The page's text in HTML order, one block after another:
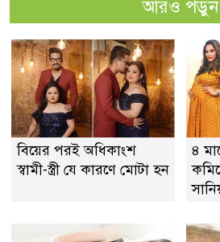
আরও পড়ুন
বিয়ের পরই অধিকাংশ
স্বামী-স্ত্রী যে কারণে মোটা হন
৪